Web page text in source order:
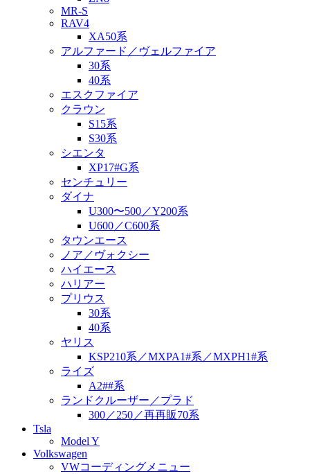
MR-S
RAV4
XA50系
アルファード／ヴェルファイア
30系
40系
エスクファイア
クラウン
S15系
S30系
シエンタ
XP17#G系
センチュリー
ダイナ
U300〜500／Y200系
U600／C600系
タウンエース
ノア／ヴォクシー
ハイエース
ハリアー
プリウス
30系
40系
ヤリス
KSP210系／MXPA1#系／MXPH1#系
ライズ
A2##系
ランドクルーザー／プラド
300／250／再再販70系
Tsla
Model Y
Volkswagen
VWコーディングメニュー